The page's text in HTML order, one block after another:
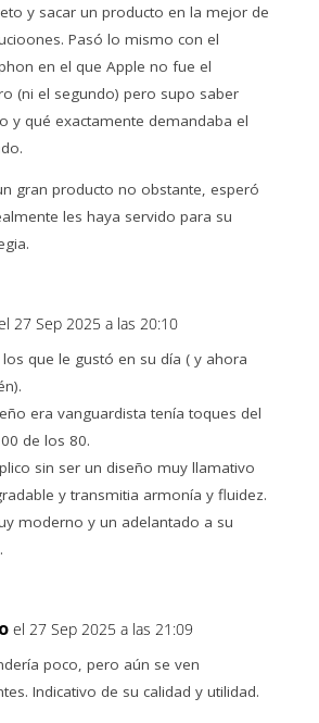
y sacar un producto en la mejor de
Pasó lo mismo con el
en el que Apple no fue el
(ni el segundo) pero supo saber
y qué exactamente demandaba el
gran producto no obstante, esperó
les haya servido para su
27 Sep 2025 a las 20:10
los que le gustó en su día ( y ahora
era vanguardista tenía toques del
de los 80.
sin ser un diseño muy llamativo
y transmitia armonía y fluidez.
moderno y un adelantado a su
el 27 Sep 2025 a las 21:09
poco, pero aún se ven
Indicativo de su calidad y utilidad.